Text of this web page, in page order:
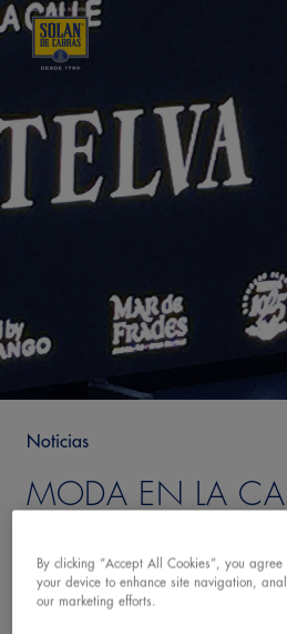
Noticias
MODA EN LA
By clicking “Accept All Cookies”, you
your device to enhance site navigation,
our marketing efforts.